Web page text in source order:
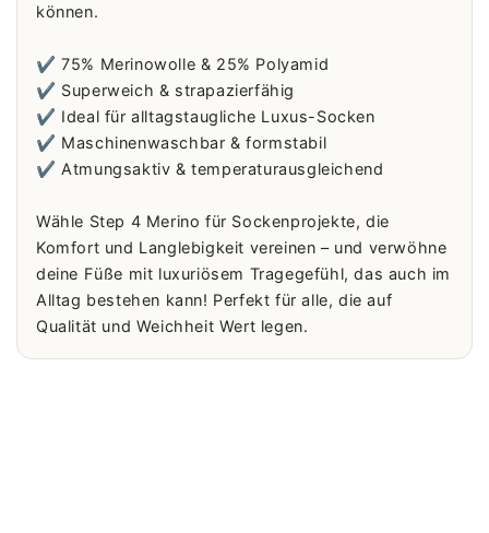
können.
✔️ 75% Merinowolle & 25% Polyamid
✔️ Superweich & strapazierfähig
✔️ Ideal für alltagstaugliche Luxus-Socken
✔️ Maschinenwaschbar & formstabil
✔️ Atmungsaktiv & temperaturausgleichend
Wähle Step 4 Merino für Sockenprojekte, die
Komfort und Langlebigkeit vereinen – und verwöhne
deine Füße mit luxuriösem Tragegefühl, das auch im
Alltag bestehen kann! Perfekt für alle, die auf
Qualität und Weichheit Wert legen.